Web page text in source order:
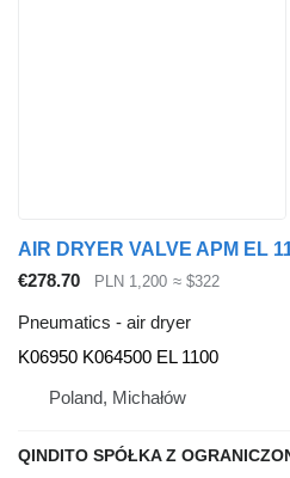
€278.70 PLN 1,200 ≈ $322
Pneumatics - air dryer
K06950 K064500 EL 1100
Poland, Michałów